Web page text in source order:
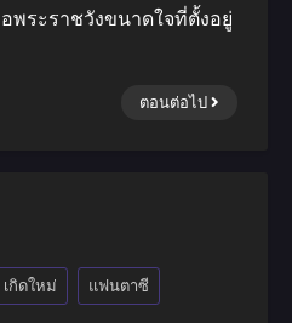
ระราชวังขนาดใจที่ตั้งอยู่
ตอนต่อไป
เกิดใหม่ แฟนตาซี